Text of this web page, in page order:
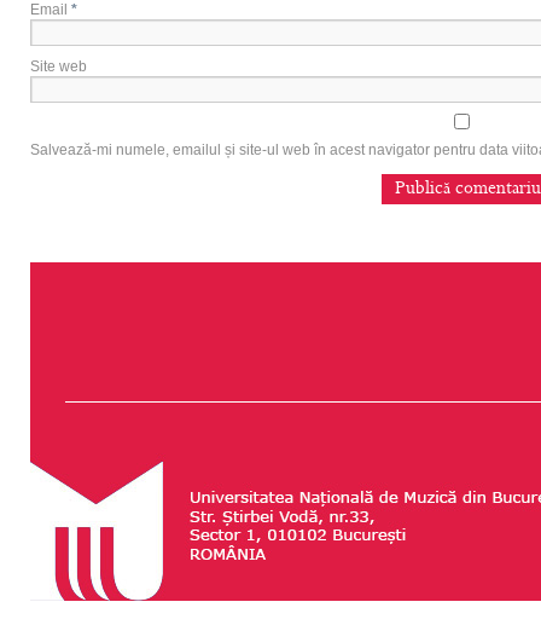
Email *
Site web
Salvează-mi numele, emailul și site-ul web în acest navigator pentru data